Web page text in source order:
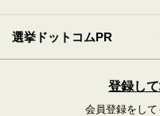
選挙ドットコムPR
登録し
会員登録をして